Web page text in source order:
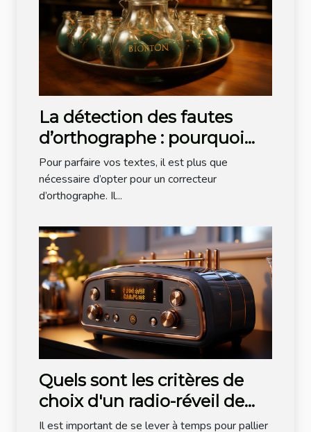
La détection des fautes
d’orthographe : pourquoi
opter pour Bonpatron ?
Pour parfaire vos textes, il est plus que
nécessaire d’opter pour un correcteur
d’orthographe. Il...
Quels sont les critères de
choix d'un radio-réveil de
bonne qualité ?
Il est important de se lever à temps pour pallier